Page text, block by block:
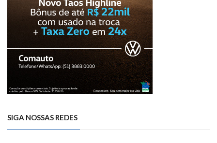
SIGA NOSSAS REDES